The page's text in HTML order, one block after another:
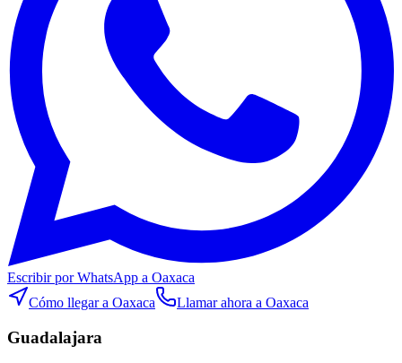
Escribir por WhatsApp a Oaxaca
Cómo llegara Oaxaca Llamar ahora a Oaxaca
Guadalajara